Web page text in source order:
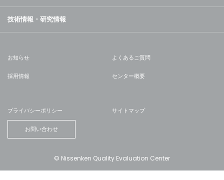
技術情報・研究情報
お知らせ よくあるご質問
採用情報 センター概要
プライバシーポリシー サイトマップ
お問い合わせ
© Nissenken Quality Evaluation Center